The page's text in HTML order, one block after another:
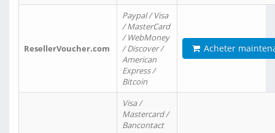
ResellerVoucher.com
Paypal / Visa
/ MasterCard
/ WebMoney
/ Discover /
American
Express /
Bitcoin
Acheter
Visa /
Mastercard /
Bancontact